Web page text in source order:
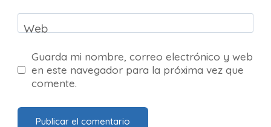
Web
Guarda mi nombre, correo electrónico y web
en este navegador para la próxima vez que
comente.